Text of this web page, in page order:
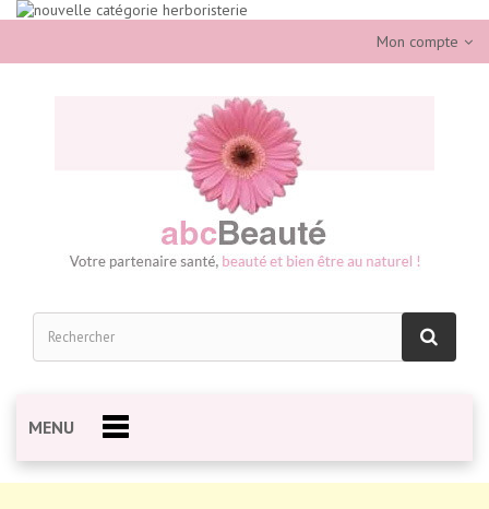
Mon compte
MENU